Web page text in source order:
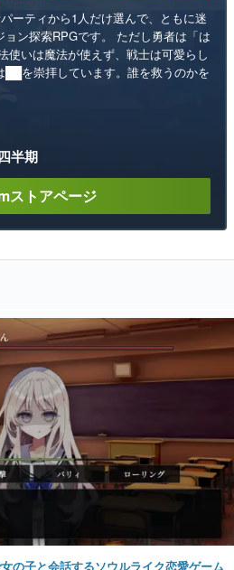
ーティから1人だけ選んで、ともに迷
ン探索RPGです。 ただし勇者は「は
使いは魔法が使えず、戦士は可愛らし
██を崇拝しています。誰を救うのかを
半期
ストアページ
の子と会話するソウルライク恋愛ゲーム